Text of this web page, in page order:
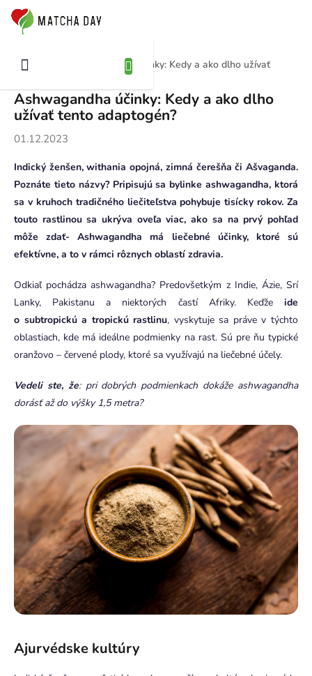
Prejsť
obsah
Domov
Ashwagandha účinky: Kedy a ako dlho užívať
tento adaptogén?
Ashwagandha účinky: Kedy a ako dlho
užívať tento adaptogén?
01.12.2023
Indický ženšen, withania opojná, zimná čerešňa či Ašvaganda.
Poznáte tieto názvy? Pripisujú sa bylinke ashwagandha, ktorá
sa v kruhoch tradičného liečiteľstva pohybuje tisícky rokov. Za
touto rastlinou sa ukrýva oveľa viac, ako sa na prvý pohľad
môže zdať- Ashwagandha má liečebné účinky, ktoré sú
efektívne, a to v rámci rôznych oblastí zdravia.
Odkiaľ pochádza ashwagandha? Predovšetkým z Indie, Ázie, Srí
Lanky, Pakistanu a niektorých častí Afriky. Keďže ide
o subtropickú a tropickú rastlinu, vyskytuje sa práve v týchto
oblastiach, kde má ideálne podmienky na rast. Sú pre ňu typické
oranžovo – červené plody, ktoré sa využívajú na liečebné účely.
Vedeli ste, že: pri dobrých podmienkach dokáže ashwagandha
dorásť až do výšky 1,5 metra?
Ajurvédske kultúry